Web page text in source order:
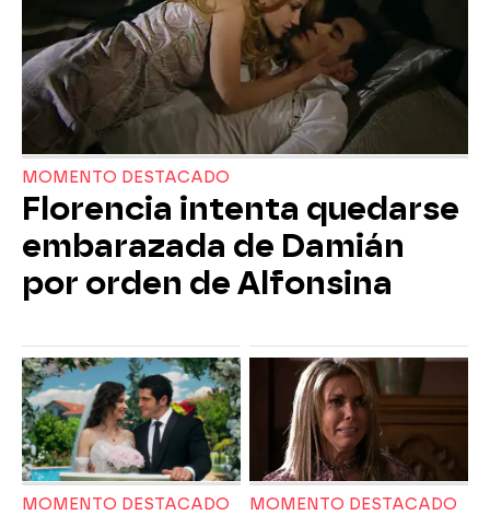
MOMENTO DESTACADO
Florencia intenta quedarse
embarazada de Damián
por orden de Alfonsina
MOMENTO DESTACADO MOMENTO DESTACADO